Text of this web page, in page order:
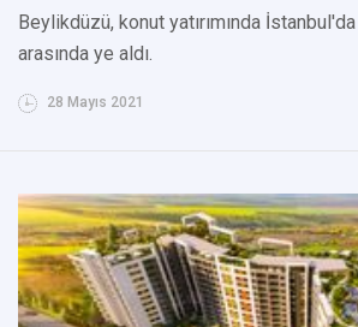
Beylikdüzü, konut yatırımında
arasında ye aldı.
28 Mayıs 2021